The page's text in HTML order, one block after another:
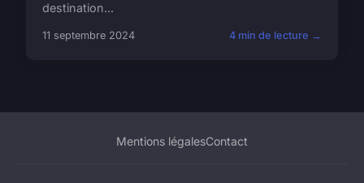
destination...
11 septembre 2024 4 min de lecture →
Mentions légalesContact